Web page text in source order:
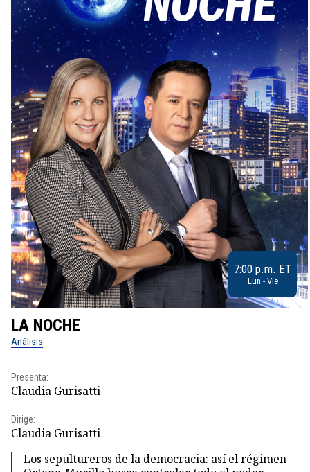
7:00 p.m. ET
Lun - Vie
LA NOCHE
Análisis
Presenta:
Claudia Gurisatti
Dirige:
Claudia Gurisatti
Los sepultureros de la democracia: así el régimen